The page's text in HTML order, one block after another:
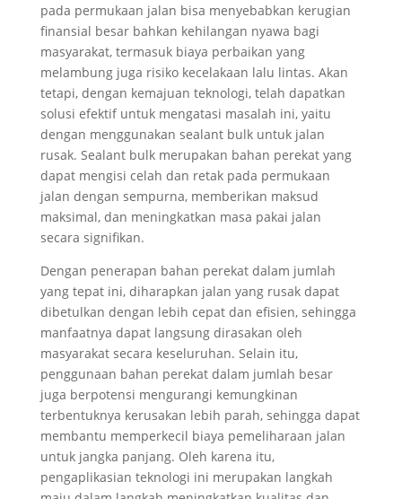
pada permukaan jalan bisa menyebabkan kerugian
finansial besar bahkan kehilangan nyawa bagi
masyarakat, termasuk biaya perbaikan yang
melambung juga risiko kecelakaan lalu lintas. Akan
tetapi, dengan kemajuan teknologi, telah dapatkan
solusi efektif untuk mengatasi masalah ini, yaitu
dengan menggunakan sealant bulk untuk jalan
rusak. Sealant bulk merupakan bahan perekat yang
dapat mengisi celah dan retak pada permukaan
jalan dengan sempurna, memberikan maksud
maksimal, dan meningkatkan masa pakai jalan
secara signifikan.
Dengan penerapan bahan perekat dalam jumlah
yang tepat ini, diharapkan jalan yang rusak dapat
dibetulkan dengan lebih cepat dan efisien, sehingga
manfaatnya dapat langsung dirasakan oleh
masyarakat secara keseluruhan. Selain itu,
penggunaan bahan perekat dalam jumlah besar
juga berpotensi mengurangi kemungkinan
terbentuknya kerusakan lebih parah, sehingga dapat
membantu memperkecil biaya pemeliharaan jalan
untuk jangka panjang. Oleh karena itu,
pengaplikasian teknologi ini merupakan langkah